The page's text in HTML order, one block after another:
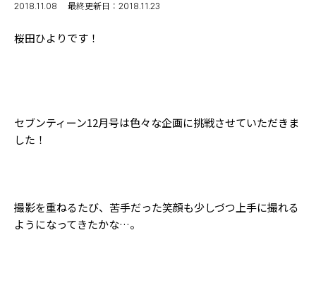
新規会員登録・ログイン
2018.11.08 最終更新日：2018.11.23
桜田ひよりです！
セブンティーン12月号は色々な企画に挑戦させていただきま
した！
撮影を重ねるたび、苦手だった笑顔も少しづつ上手に撮れる
ようになってきたかな…。